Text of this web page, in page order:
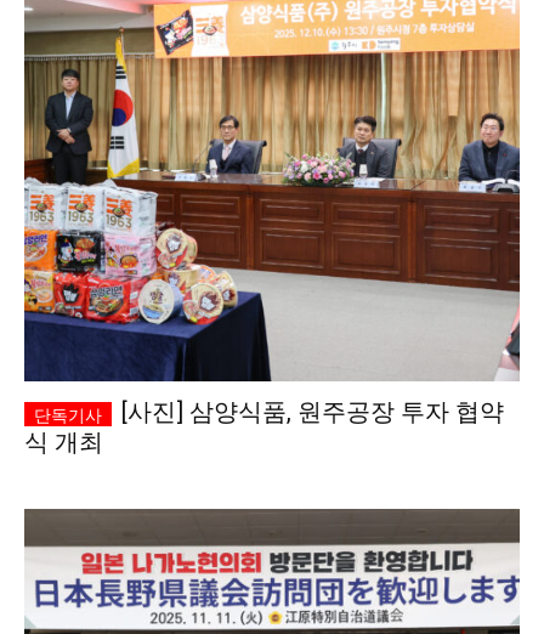
[사진] 삼양식품, 원주공장 투자 협약
식 개최